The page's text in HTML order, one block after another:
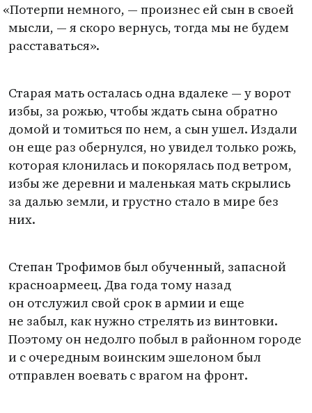
«Потерпи немного, — произнес ей сын в своей
мысли, — я скоро вернусь, тогда мы не будем
расставаться».
Старая мать осталась одна вдалеке — у ворот
избы, за рожью, чтобы ждать сына обратно
домой и томиться по нем, а сын ушел. Издали
он еще раз обернулся, но увидел только рожь,
которая клонилась и покорялась под ветром,
избы же деревни и маленькая мать скрылись
за далью земли, и грустно стало в мире без
них.
Степан Трофимов был обученный, запасной
красноармеец. Два года тому назад
он отслужил свой срок в армии и еще
не забыл, как нужно стрелять из винтовки.
Поэтому он недолго побыл в районном городе
и с очередным воинским эшелоном был
отправлен воевать с врагом на фронт.